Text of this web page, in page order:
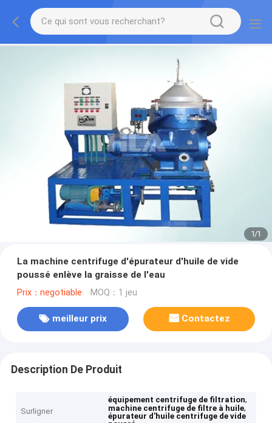
1/1
La machine centrifuge d'épurateur d'huile de vide
poussé enlève la graisse de l'eau
Prix：negotiable MOQ：1 jeu
meilleur prix Contactez
Description De Produit
Surligner
équipement centrifuge de filtration,
machine centrifuge de filtre à huile,
épurateur d'huile centrifuge de vide